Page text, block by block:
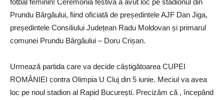
fotbal feminin! Ceremonia festivă a avut loc pe stadionul din
Prundu Bârgăului, fiind oficiată de președintele AJF Dan Jiga,
președintele Consiliului Județean Radu Moldovan și primarul
comunei Prundu Bârgăului – Doru Crișan.
Urmează partida care va decide câștigătoarea CUPEI
ROMÂNIEI contra Olimpia U Cluj din 5 iunie. Meciul va avea
loc pe noul stadion al Rapid București. Precizăm că , începând